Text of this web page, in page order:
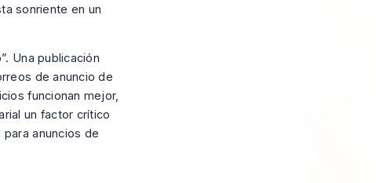
Una publicación
de anuncio de
funcionan mejor,
un factor crítico
anuncios de